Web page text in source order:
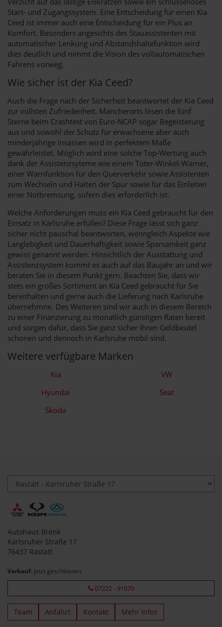
Start- und Zugangssystem. Eine Entscheidung für einen Kia
Ceed ist immer auch eine Entscheidung für ein Plus an
Komfort. Besonders angesichts des Stauassistenten mit
automatischer Lenkung und Abstandshaltefunktion wird
dies deutlich und nimmt die Vision des vollautomatischen
Fahrens vorweg.
Wie sicher ist der Kia Ceed?
Auch die Frage nach der Sicherheit beantwortet der Kia Ceed
zur vollsten Zufriedenheit. Mancherorts lösen die fünf
Sterne beim Crashtest von Euro-NCAP sogar Begeisterung
aus und sowohl der Schutz für erwachsene aber auch
minderjährige Insassen wird in perfektem Maße
gewährleistet. Möglich wird eine solche Top-Wertung auch
dank der Assistenzsyteme wie einem Toter-Winkel-Warner,
einer Warnfunktion für den Querverkehr sowie Assistenten
zum Wechseln und Halten der Spur sowie für das Einleiten
einer Notbremsung, sofern dies erforderlich ist.
Welche Anforderungen muss ein Kia Ceed gebraucht für den
Einsatz in Karlsruhe erfüllen? Diese Frage lässt sich ganz
sicher nicht pauschal beantworten, wenngleich Aspekte wie
Langlebigkeit und Dauerhaftigkeit sowie Sparsamkeit ganz
gewiss genannt werden. Hinsichtlich der Ausstattung und
Assistenzsystem kommt es auch auf das Baujahr an und wir
beraten Sie in diesem Punkt gern. Beachten Sie, dass wir
stets ein großes Sortiment an Kia Ceed gebraucht für Sie
bereithalten und gerne auch die Lieferung nach Karlsruhe
übernehmne. Des Weiteren sind wir auch in diesem Bereich
zu einer Finanzierung zu monatlich günstigen Raten bereit
und sorgen dafür, dass Sie ganz sicher Ihren Geldbeutel
schonen und dennoch in Karlsruhe mobil sind.
Weitere verfügbare Marken
Kia
VW
Hyundai
Seat
Skoda
Autohaus Brenk
Karlsruher Straße 17
76437 Rastatt
Verkauf: jetzt geschlossen
07222 - 91670
Team Anfahrt Kontakt Mehr Infos